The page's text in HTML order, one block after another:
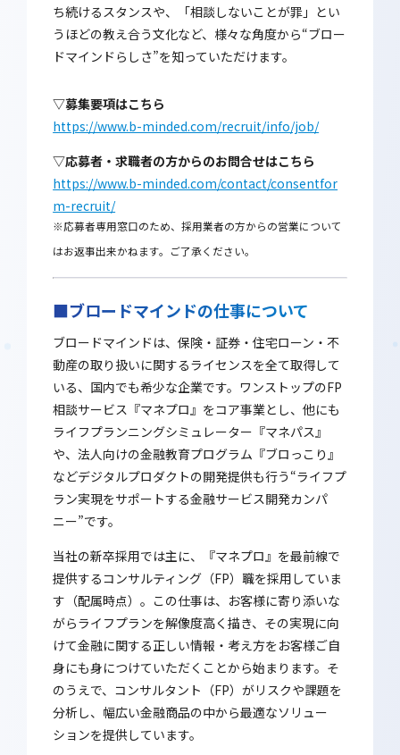
ち続けるスタンスや、「相談しないことが罪」とい
うほどの教え合う文化など、様々な角度から“ブロー
ドマインドらしさ”を知っていただけます。
▽募集要項はこちら
https://www.b-minded.com/recruit/info/job/
▽応募者・求職者の方からのお問合せはこちら
https://www.b-minded.com/contact/consentfor
m-recruit/
※応募者専用窓口のため、採用業者の方からの営業について
はお返事出来かねます。ご了承ください。
■ブロードマインドの仕事について
ブロードマインドは、保険・証券・住宅ローン・不
動産の取り扱いに関するライセンスを全て取得して
いる、国内でも希少な企業です。ワンストップのFP
相談サービス『マネプロ』をコア事業とし、他にも
ライフプランニングシミュレーター『マネパス』
や、法人向けの金融教育プログラム『ブロっこり』
などデジタルプロダクトの開発提供も行う“ライフプ
ラン実現をサポートする金融サービス開発カンパ
ニー”です。
当社の新卒採用では主に、『マネプロ』を最前線で
提供するコンサルティング（FP）職を採用していま
す（配属時点）。この仕事は、お客様に寄り添いな
がらライフプランを解像度高く描き、その実現に向
けて金融に関する正しい情報・考え方をお客様ご自
身にも身につけていただくことから始まります。そ
のうえで、コンサルタント（FP）がリスクや課題を
分析し、幅広い金融商品の中から最適なソリュー
ションを提供しています。